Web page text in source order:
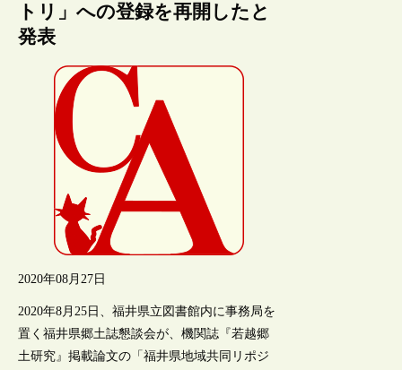
トリ」への登録を再開したと
発表
2020年08月27日
2020年8月25日、福井県立図書館内に事務局を
置く福井県郷土誌懇談会が、機関誌『若越郷
土研究』掲載論文の「福井県地域共同リポジ